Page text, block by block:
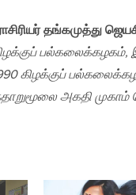
தங்கமுத்து
கிழக்குப்
அகதி முகாம்